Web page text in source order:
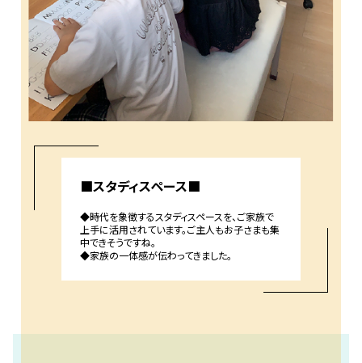
■スタディスペース■
◆時代を象徴するスタディスペースを、ご家族で
上手に活用されています。ご主人もお子さまも集
中できそうですね。
◆家族の一体感が伝わってきました。